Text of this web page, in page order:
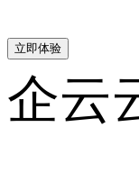
立即体验
企云